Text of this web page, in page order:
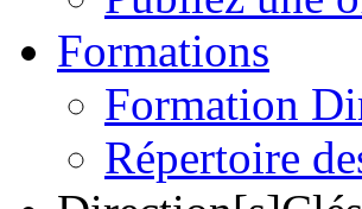
Formations
Formation
Répertoire